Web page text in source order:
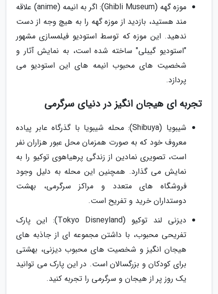
موزه گهه (Ghibli Museum): اگر به انیمه (anime) علاقه
مند هستید، بازدید از موزه گهه را به هیچ وجه از دست
ندهید. این موزه که توسط استودیو فیلمسازی مشهور
"استودیو گیبلی" ساخته شده است، به نمایش آثار و
شخصیت های محبوب انیمه های این استودیو می
پردازد.
تجربه ای هیجان انگیز در دنیای سرگرمی
شیبویا (Shibuya): محله شیبویا با گذرگاه عابر پیاده
معروف خود که به صورت همزمان محل عبور هزاران نفر
است، تصویری نمادین از زندگی پرهیاهوی توکیو را به
نمایش می گذارد. همچنین این محله به دلیل وجود
فروشگاه های متعدد و مراکز سرگرمی، بهشت
دوستداران خرید و تفریح است.
دیزنی لند توکیو (Tokyo Disneyland): این پارک
تفریحی محبوب، با داشتن مجموعه ای از جاذبه های
هیجان انگیز و شخصیت های محبوب دیزنی، بهشتی
برای کودکان و بزرگسالان است. در این پارک می توانید
یک روز پر از هیجان و سرگرمی را تجربه کنید.